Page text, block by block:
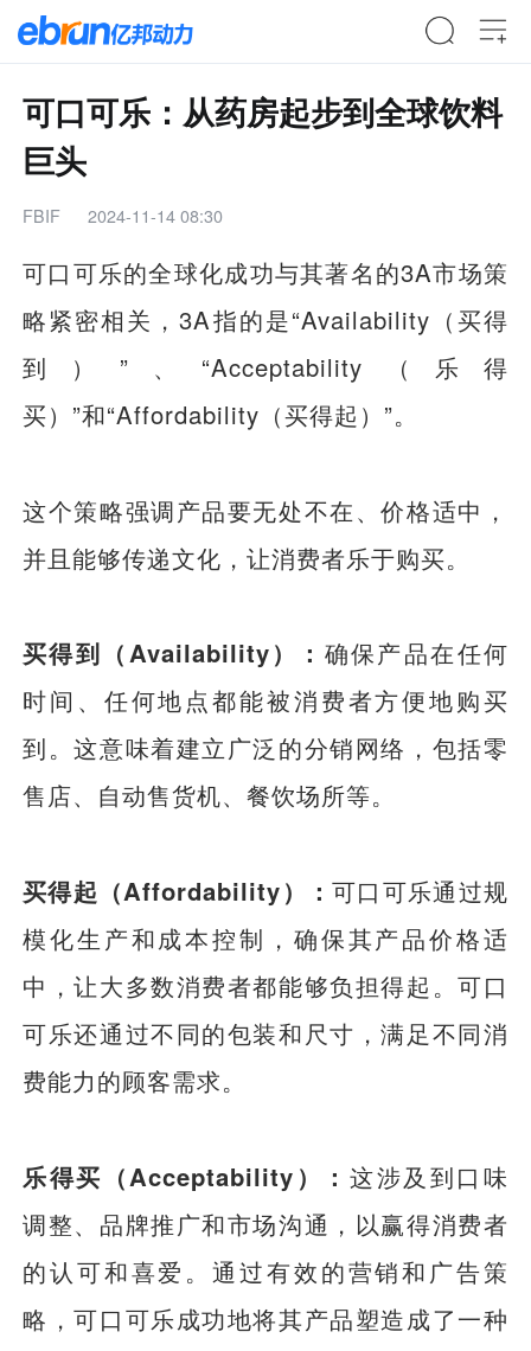
可口可乐：从药房起步到全球饮料
巨头
FBIF 2024-11-14 08:30
可口可乐的全球化成功与其著名的3A市场策
略紧密相关，3A指的是“Availability（买得
到）”、“Acceptability（乐得
买）”和“Affordability（买得起）”。
这个策略强调产品要无处不在、价格适中，
并且能够传递文化，让消费者乐于购买。
买得到（Availability）： 确保产品在任何
时间、任何地点都能被消费者方便地购买
到。这意味着建立广泛的分销网络，包括零
售店、自动售货机、餐饮场所等。
买得起（Affordability）：可口可乐通过规
模化生产和成本控制，确保其产品价格适
中，让大多数消费者都能够负担得起。可口
可乐还通过不同的包装和尺寸，满足不同消
费能力的顾客需求。
乐得买（Acceptability）：这涉及到口味
调整、品牌推广和市场沟通，以赢得消费者
的认可和喜爱。通过有效的营销和广告策
略，可口可乐成功地将其产品塑造成了一种